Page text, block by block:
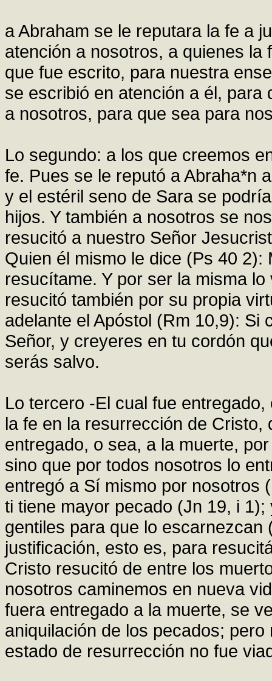
a Abraham se le reputara la fe a
atención a nosotros, a quienes
que fue escrito, para nuestra
se escribió en atención a él,
a nosotros, para que sea para
Lo segundo: a los que creemos
fe. Pues se le reputó a Abraha*n
y el estéril seno de Sara se
hijos. Y también a nosotros se
resucitó a nuestro Señor
Quien él mismo le dice (Ps 40
resucítame. Y por ser la misma
resucitó también por su propia
adelante el Apóstol (Rm 10,9):
Señor, y creyeres en tu cordón
serás salvo.
Lo tercero -El cual fue
la fe en la resurrección de
entregado, o sea, a la muerte,
sino que por todos nosotros lo
entregó a Sí mismo por nosotros
ti tiene mayor pecado (Jn 19, i
gentiles para que lo
justificación, esto es, para
Cristo resucitó de entre los
nosotros caminemos en nueva
fuera entregado a la muerte, se
aniquilación de los pecados;
estado de resurrección no fue